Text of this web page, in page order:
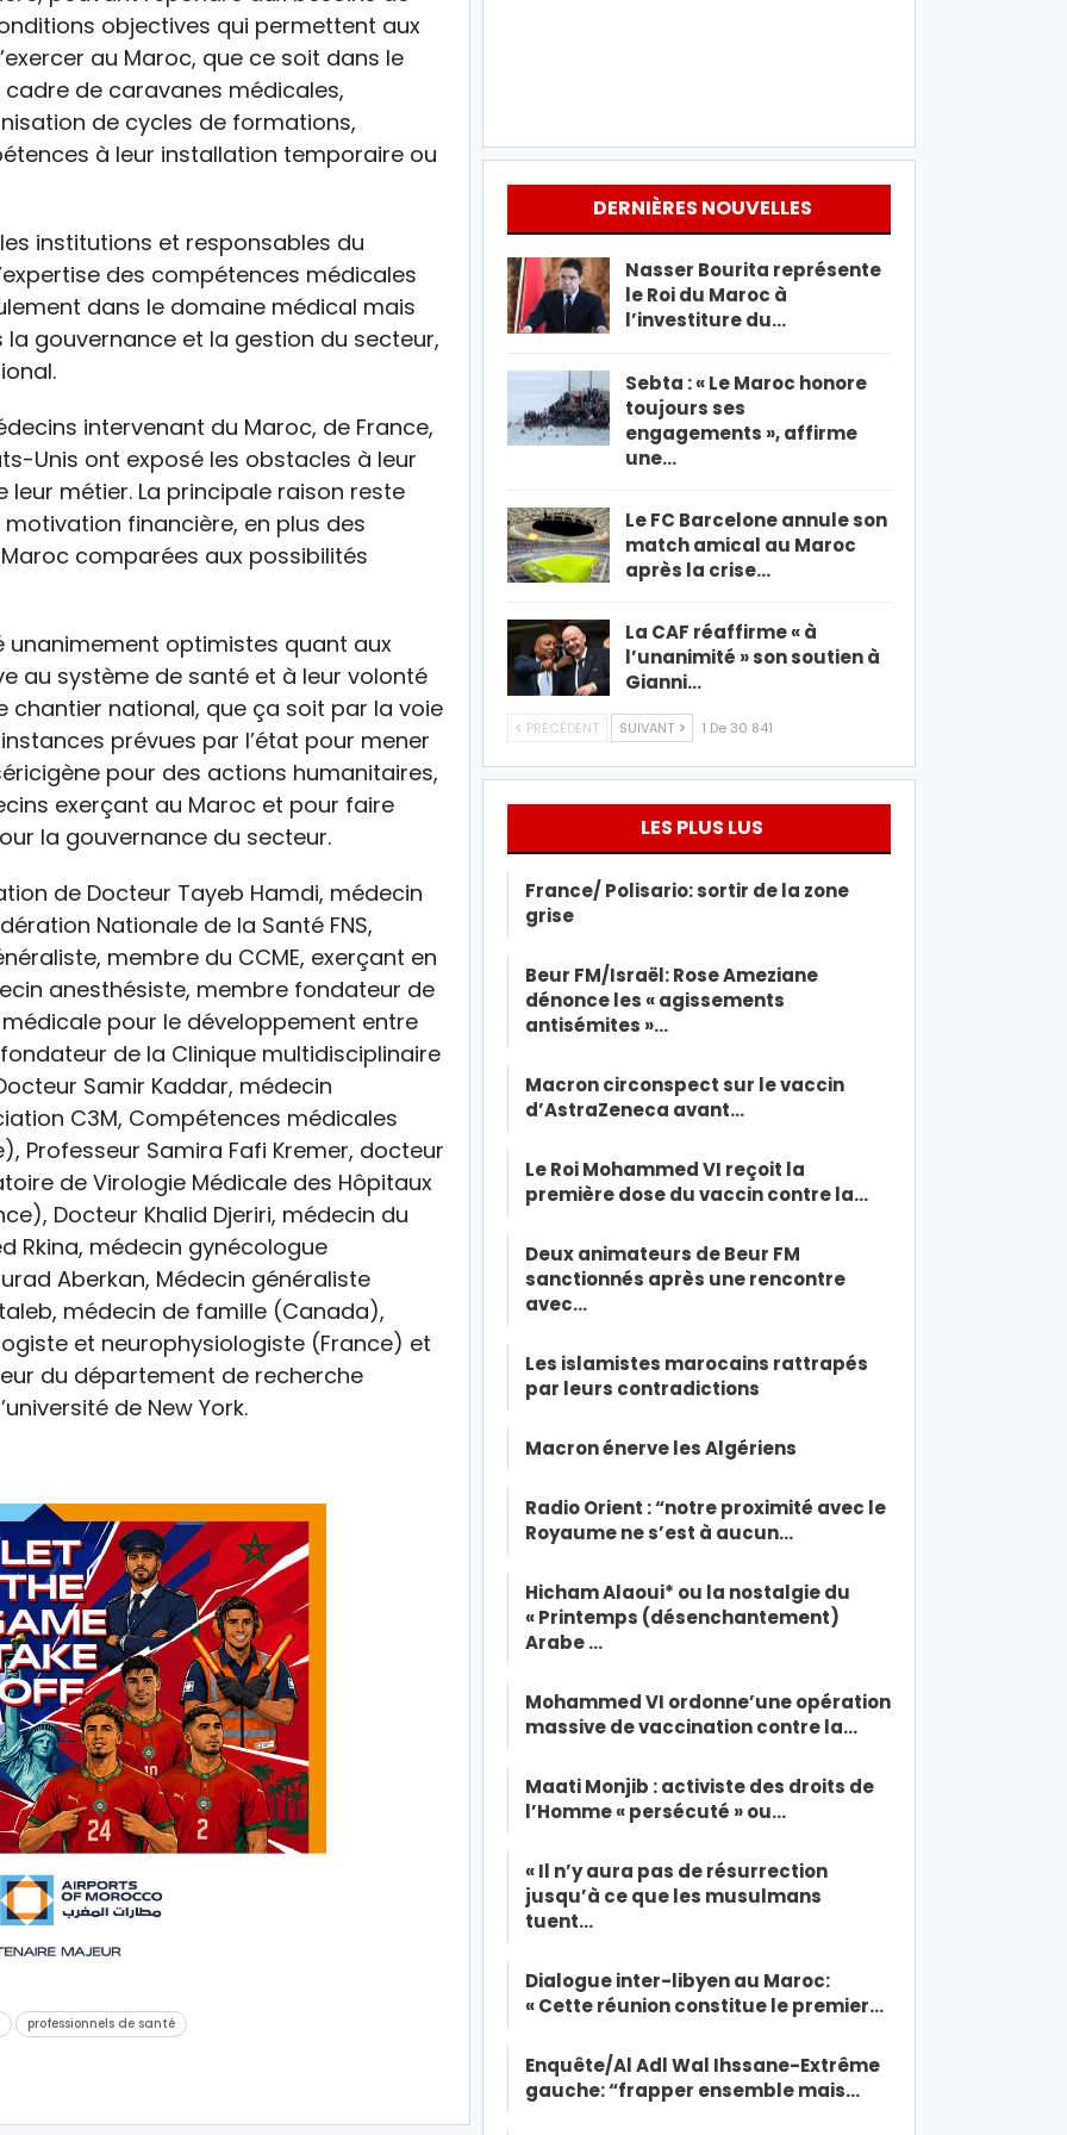
objectives qui permettent aux
au Maroc, que ce soit dans le
de caravanes médicales,
de cycles de formations,
à leur installation temporaire ou
institutions et responsables du
des compétences médicales
dans le domaine médical mais
gouvernance et la gestion du secteur,
intervenant du Maroc, de France,
Unis ont exposé les obstacles à leur
leur métier. La principale raison reste
financière, en plus des
comparées aux possibilités
optimistes quant aux
au système de santé et à leur volonté
national, que ça soit par la voie
prévues par l’état pour mener
pour des actions humanitaires,
exerçant au Maroc et pour faire
la gouvernance du secteur.
de Docteur Tayeb Hamdi, médecin
Nationale de la Santé FNS,
membre du CCME, exerçant en
anesthésiste, membre fondateur de
médicale pour le développement entre
de la Clinique multidisciplinaire
Samir Kaddar, médecin
C3M, Compétences médicales
Professeur Samira Fafi Kremer, docteur
de Virologie Médicale des Hôpitaux
Docteur Khalid Djeriri, médecin du
Rkina, médecin gynécologue
Aberkan, Médecin généraliste
médecin de famille (Canada),
et neurophysiologiste (France) et
du département de recherche
de New York.
professionnels de santé
DERNIÈRES NOUVELLES
Nasser Bourita représente
le Roi du Maroc à
l’investiture du…
Sebta : « Le Maroc honore
toujours ses
engagements », affirme
une…
Le FC Barcelone annule son
match amical au Maroc
après la crise…
La CAF réaffirme « à
l’unanimité » son soutien à
Gianni…
PRÉCÉDENT SUIVANT 1 De 30 841
LES PLUS LUS
France/ Polisario: sortir de la zone
grise
Beur FM/Israël: Rose Ameziane
dénonce les « agissements
antisémites »…
Macron circonspect sur le vaccin
d’AstraZeneca avant…
Le Roi Mohammed VI reçoit la
première dose du vaccin contre la…
Deux animateurs de Beur FM
sanctionnés après une rencontre
avec…
Les islamistes marocains rattrapés
par leurs contradictions
Macron énerve les Algériens
Radio Orient : “notre proximité avec le
Royaume ne s’est à aucun…
Hicham Alaoui* ou la nostalgie du
« Printemps (désenchantement)
Arabe …
Mohammed VI ordonne’une opération
massive de vaccination contre la…
Maati Monjib : activiste des droits de
l’Homme « persécuté » ou…
« Il n’y aura pas de résurrection
jusqu’à ce que les musulmans
tuent…
Dialogue inter-libyen au Maroc:
« Cette réunion constitue le premier…
Enquête/Al Adl Wal Ihssane-Extrême
gauche: “frapper ensemble mais…